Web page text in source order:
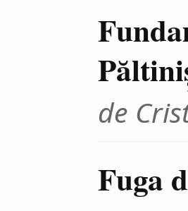
de
Fuga